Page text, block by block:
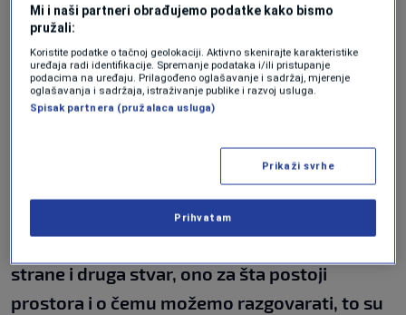
zdravstva", dodaje prof. Halilbašić, a na pitanje
da li taj novac dođe do onog do koga treba doći,
odgovara:"Novca ima, to je ono što se treba
konstatovati. Ono što smo svjedoci na neki
kapacitetu do onih koji su zaista u potrebi.
Nešto se zaista na tom planu može mijenjati.
Ključna dva nekakva pristupa su povećanje
efikasnosti sistema kada gledamo s jedne
strane i druga stvar, ono za šta postoji
prostora i o čemu možemo razgovarati, to su
Mi i naši partneri obrađujemo podatke kako bismo
pružali:
Koristite podatke o tačnoj geolokaciji. Aktivno skenirajte karakteristike
uređaja radi identifikacije. Spremanje podataka i/ili pristupanje
podacima na uređaju. Prilagođeno oglašavanje i sadržaj, mjerenje
oglašavanja i sadržaja, istraživanje publike i razvoj usluga.
Spisak partnera (pružalaca usluga)
Prikaži svrhe
Prihvatam